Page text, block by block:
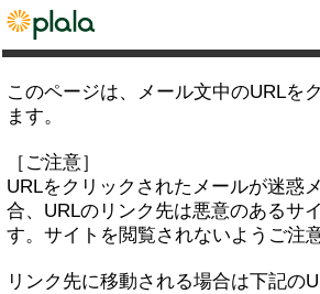
このページは、メール文中のURLを
ます。
［ご注意］
URLをクリックされたメールが迷惑
合、URLのリンク先は悪意のあるサ
す。サイトを閲覧されないようご注
リンク先に移動される場合は下記の